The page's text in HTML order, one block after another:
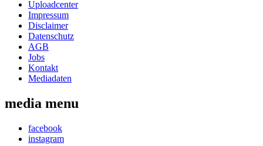
Uploadcenter
Impressum
Disclaimer
Datenschutz
AGB
Jobs
Kontakt
Mediadaten
media menu
facebook
instagram